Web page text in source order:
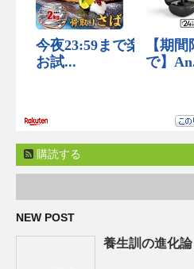
購読する
NEW POST
養生訓の進化